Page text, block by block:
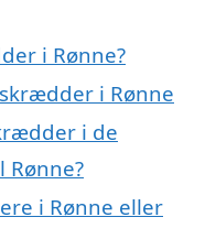
i Rønne?
i Rønne
i de
i Rønne eller